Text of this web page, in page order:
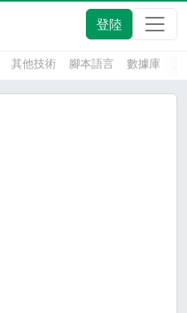
登陸
其他技術 腳本語言 數據庫